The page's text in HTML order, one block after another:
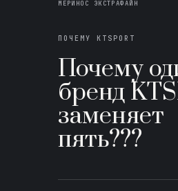
МЕРИНОС ЭКСТРАФАЙН
ПОЧЕМУ KTSPORT
Почему
бренд
заменяет
пять???